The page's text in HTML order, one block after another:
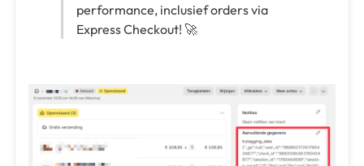
performance, inclusief orders via
Express Checkout! 🚀